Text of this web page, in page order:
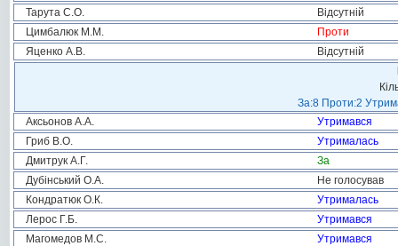
Тарута С.О.
Відсутній
Цимбалюк М.М.
Проти
Яценко А.В.
Відсутній
За:8 Проти:2
Аксьонов А.А.
Утримався
Гриб В.О.
Утрималась
Дмитрук А.Г.
За
Дубінський О.А.
Не голосував
Кондратюк О.К.
Утрималась
Лерос Г.Б.
Утримався
Магомедов М.С.
Утримався